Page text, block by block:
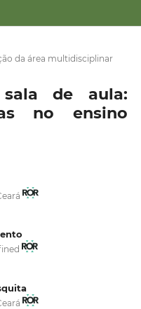
da área multidisciplinar
de aula:
no ensino